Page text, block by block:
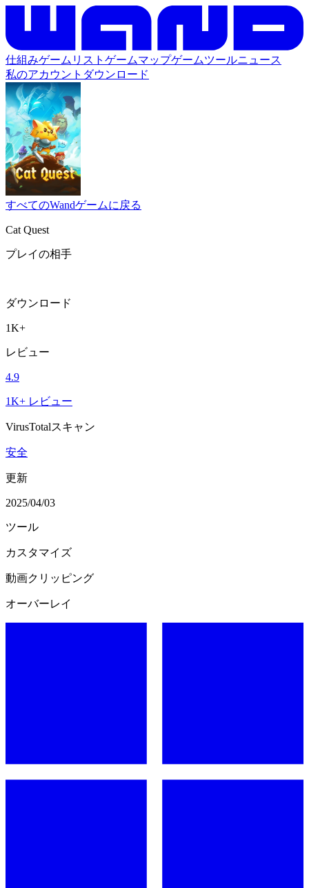
仕組みゲームリスト ゲームマップゲームツールニュース
私のアカウント ダウンロード
すべてのWandゲームに戻る
Cat Quest
プレイの相手
ダウンロード
1K+
レビュー
4.9
1K+ レビュー
VirusTotalスキャン
安全
更新
2025/04/03
ツール
カスタマイズ
動画クリッピング
オーバーレイ